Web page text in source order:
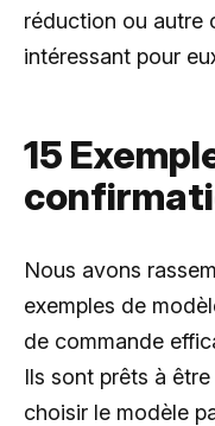
réduction ou autre
intéressant pour
15
Nous avons
exemples de
de commande
Ils sont prêts à
choisir le modèle